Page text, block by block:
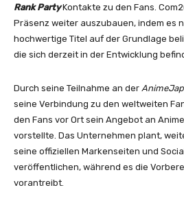
Rank PartyKontakte zu den Fans.
Präsenz weiter auszubauen, indem es
hochwertige Titel auf der Grundlage
die sich derzeit in der Entwicklung
Durch seine Teilnahme an der
seine Verbindung zu den weltweiten
den Fans vor Ort sein Angebot an
vorstellte. Das Unternehmen plant,
seine offiziellen Markenseiten und
veröffentlichen, während es die
vorantreibt.